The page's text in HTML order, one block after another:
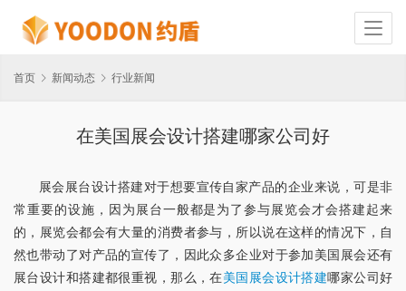
首页 新闻动态 行业新闻
在美国展会设计搭建哪家公司好
展会展台设计搭建对于想要宣传自家产品的企业来说，可是非
常重要的设施，因为展台一般都是为了参与展览会才会搭建起来
的，展览会都会有大量的消费者参与，所以说在这样的情况下，自
然也带动了对产品的宣传了，因此众多企业对于参加美国展会还有
展台设计和搭建都很重视，那么，在美国展会设计搭建哪家公司好